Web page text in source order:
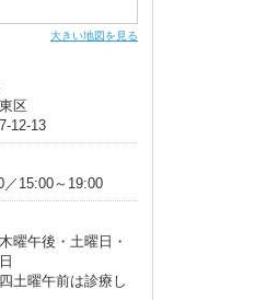
大きい地図を見る
区
12-13
／15:00～19:00
曜午後・土曜日・
土曜午前は診療し